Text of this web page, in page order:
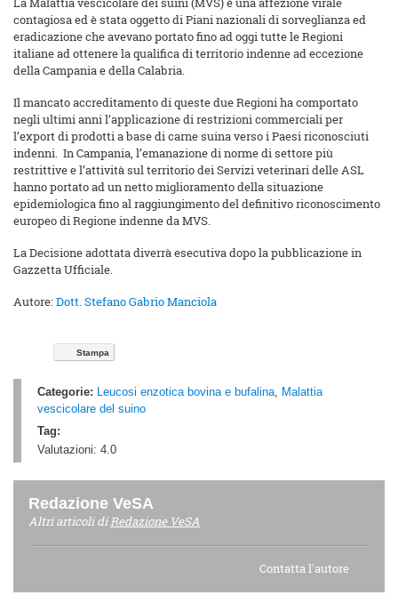
contagiosa ed è stata oggetto di Piani nazionali di sorveglianza ed
eradicazione che avevano portato fino ad oggi tutte le Regioni
italiane ad ottenere la qualifica di territorio indenne ad eccezione
della Campania e della Calabria.
Il mancato accreditamento di queste due Regioni ha comportato
negli ultimi anni l’applicazione di restrizioni commerciali per
l’export di prodotti a base di carne suina verso i Paesi riconosciuti
indenni. In Campania, l’emanazione di norme di settore più
restrittive e l’attività sul territorio dei Servizi veterinari delle ASL
hanno portato ad un netto miglioramento della situazione
epidemiologica fino al raggiungimento del definitivo riconoscimento
europeo di Regione indenne da MVS.
La Decisione adottata diverrà esecutiva dopo la pubblicazione in
Gazzetta Ufficiale.
Autore:Dott. Stefano Gabrio Manciola
Stampa
Categorie: Leucosi enzotica bovina e bufalina, Malattia
vescicolare del suino
Tag:
Valutazioni: 4.0
Redazione VeSA
Altri articoli diRedazione VeSA
Contatta l'autore